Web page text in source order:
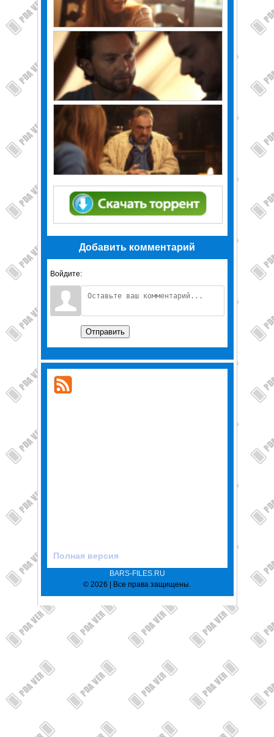
Добавить комментарий
Войдите:
Отправить
Полная версия
BARS-FILES.RU
© 2026 | Все права защищены.